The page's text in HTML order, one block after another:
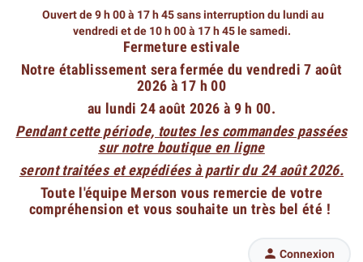
Ouvert de 9 h 00 à 17 h 45 sans interruption du lundi au
vendredi et de 10 h 00 à 17 h 45 le samedi.
Fermeture estivale
Notre établissement sera fermée du vendredi 7 août
2026 à 17 h 00
au lundi 24 août 2026 à 9 h 00.
Pendant cette période, toutes les commandes passées
sur notre boutique en ligne
seront traitées et expédiées à partir du 24 août 2026.
Toute l'équipe Merson vous remercie de votre
compréhension et vous souhaite un très bel été !
 Connexion